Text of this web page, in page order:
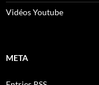
Vidéos Youtube
META